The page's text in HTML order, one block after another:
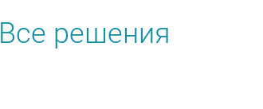
Все решения